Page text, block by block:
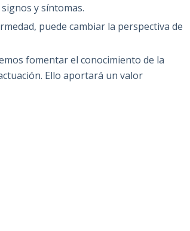
y síntomas.
puede cambiar la perspectiva de
fomentar el conocimiento de la
Ello aportará un valor